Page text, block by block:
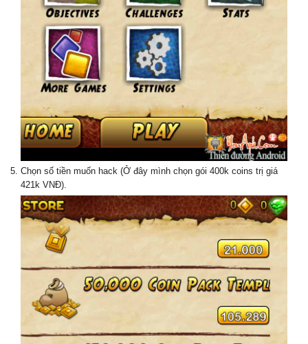
Chọn số tiền muốn hack (Ở đây mình chọn gói 400k coins trị giá
421k VNĐ).